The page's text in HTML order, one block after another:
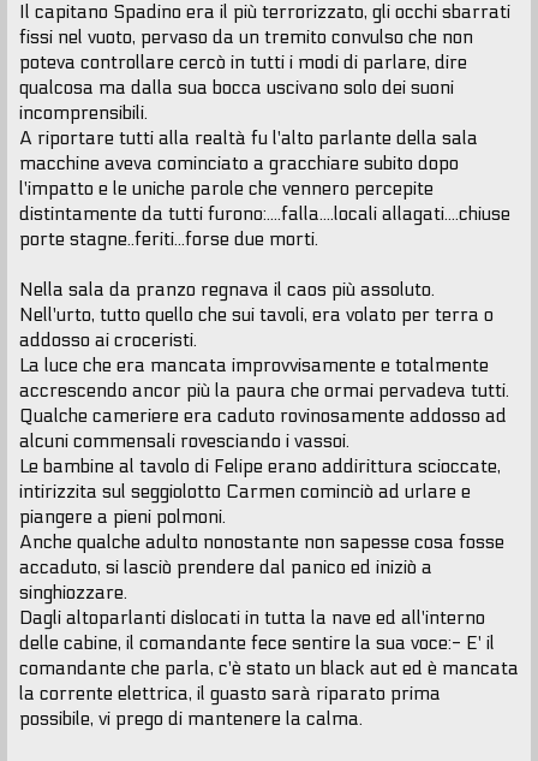
Il capitano Spadino era il più terrorizzato, gli occhi sbarrati
fissi nel vuoto, pervaso da un tremito convulso che non
poteva controllare cercò in tutti i modi di parlare, dire
qualcosa ma dalla sua bocca uscivano solo dei suoni
incomprensibili.
A riportare tutti alla realtà fu l'alto parlante della sala
macchine aveva cominciato a gracchiare subito dopo
l'impatto e le uniche parole che vennero percepite
distintamente da tutti furono:....falla....locali allagati....chiuse
porte stagne..feriti...forse due morti.
Nella sala da pranzo regnava il caos più assoluto.
Nell'urto, tutto quello che sui tavoli, era volato per terra o
addosso ai croceristi.
La luce che era mancata improvvisamente e totalmente
accrescendo ancor più la paura che ormai pervadeva tutti.
Qualche cameriere era caduto rovinosamente addosso ad
alcuni commensali rovesciando i vassoi.
Le bambine al tavolo di Felipe erano addirittura scioccate,
intirizzita sul seggiolotto Carmen cominciò ad urlare e
piangere a pieni polmoni.
Anche qualche adulto nonostante non sapesse cosa fosse
accaduto, si lasciò prendere dal panico ed iniziò a
singhiozzare.
Dagli altoparlanti dislocati in tutta la nave ed all'interno
delle cabine, il comandante fece sentire la sua voce:- E' il
comandante che parla, c'è stato un black aut ed è mancata
la corrente elettrica, il guasto sarà riparato prima
possibile, vi prego di mantenere la calma.